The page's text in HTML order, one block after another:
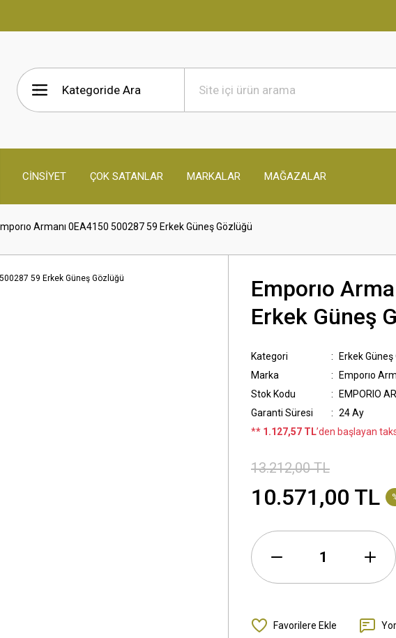
CİNSİYET ÇOK SATANLAR MARKALAR MAĞAZALAR
Armanı 0EA4150 500287 59 Erkek Güneş Gözlüğü
Emporıo
Erkek Güneş
Kategori
Erkek
Marka
Emporıo
Stok Kodu
EMPORIO
Garanti Süresi
24 Ay
** 1.127,57 TL’den başlayan
13.212,00 TL
10.571,00 TL